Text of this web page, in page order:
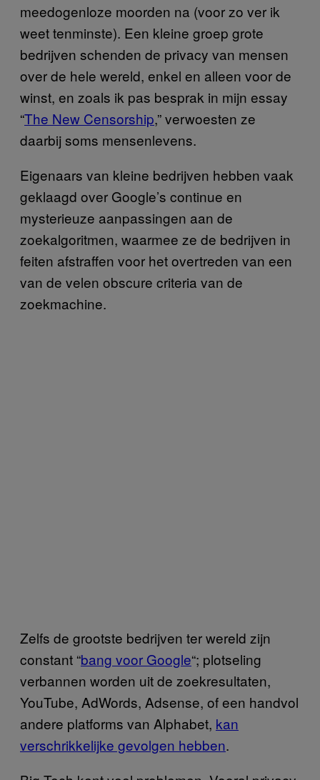
meedogenloze moorden na (voor zo ver ik
weet tenminste). Een kleine groep grote
bedrijven schenden de privacy van mensen
over de hele wereld, enkel en alleen voor de
winst, en zoals ik pas besprak in mijn essay
“The New Censorship,” verwoesten ze
daarbij soms mensenlevens.
Eigenaars van kleine bedrijven hebben vaak
geklaagd over Google’s continue en
mysterieuze aanpassingen aan de
zoekalgoritmen, waarmee ze de bedrijven in
feiten afstraffen voor het overtreden van een
van de velen obscure criteria van de
zoekmachine.
Zelfs de grootste bedrijven ter wereld zijn
constant “bang voor Google“; plotseling
verbannen worden uit de zoekresultaten,
YouTube, AdWords, Adsense, of een handvol
andere platforms van Alphabet, kan
verschrikkelijke gevolgen hebben.